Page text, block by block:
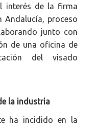
interés de la firma
Andalucía, proceso
junto con
de una oficina de
del visado
la industria
ha incidido en la